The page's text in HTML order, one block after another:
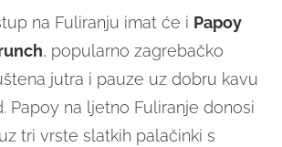
na Fuliranju imat će i Papoy
, popularno zagrebačko
jutra i pauze uz dobru kavu
Papoy na ljetno Fuliranje donosi
tri vrste slatkih palačinki s